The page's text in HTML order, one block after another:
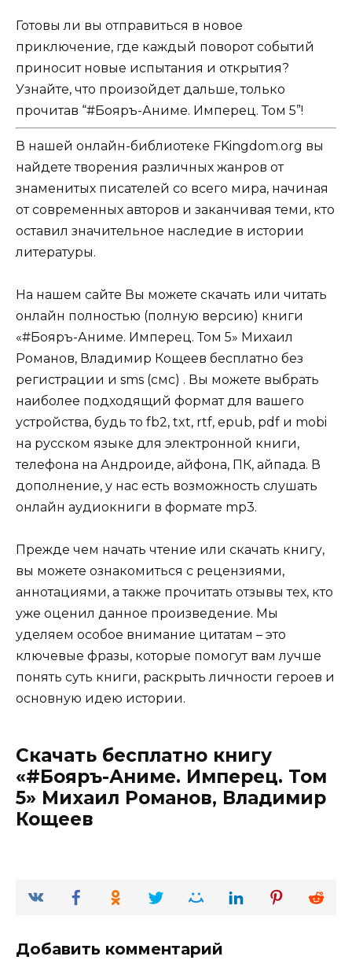
Готовы ли вы отправиться в новое
приключение, где каждый поворот событий
приносит новые испытания и открытия?
Узнайте, что произойдет дальше, только
прочитав “#Бояръ-Аниме. Имперец. Том 5”!
В нашей онлайн-библиотеке FKingdom.org вы
найдете творения различных жанров от
знаменитых писателей со всего мира, начиная
от современных авторов и заканчивая теми, кто
оставил значительное наследие в истории
литературы.
На нашем сайте Вы можете скачать или читать
онлайн полностью (полную версию) книги
«#Бояръ-Аниме. Имперец. Том 5» Михаил
Романов, Владимир Кощеев бесплатно без
регистрации и sms (смс) . Вы можете выбрать
наиболее подходящий формат для вашего
устройства, будь то fb2, txt, rtf, epub, pdf и mobi
на русском языке для электронной книги,
телефона на Андроиде, айфона, ПК, айпада. В
дополнение, у нас есть возможность слушать
онлайн аудиокниги в формате mp3.
Прежде чем начать чтение или скачать книгу,
вы можете ознакомиться с рецензиями,
аннотациями, а также прочитать отзывы тех, кто
уже оценил данное произведение. Мы
уделяем особое внимание цитатам – это
ключевые фразы, которые помогут вам лучше
понять суть книги, раскрыть личности героев и
основную идею истории.
Скачать бесплатно книгу
«#Бояръ-Аниме. Имперец. Том
5» Михаил Романов, Владимир
Кощеев
Добавить комментарий